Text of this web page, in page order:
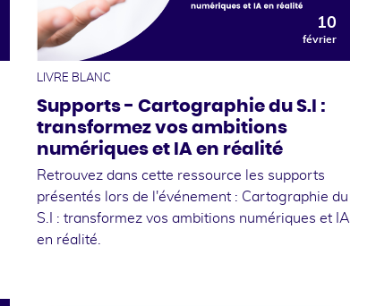
10
février
LIVRE BLANC
Supports - Cartographie du S.I :
transformez vos ambitions
numériques et IA en réalité
Retrouvez dans cette ressource les supports
présentés lors de l'événement : Cartographie du
S.I : transformez vos ambitions numériques et IA
en réalité.